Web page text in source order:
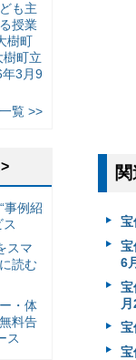
宝
宝
6
宝
月
宝
宝
も主
授業
樹町
樹町立
年3月9
一覧 >>
事例紹
スマ
読む
・体
料告
ス